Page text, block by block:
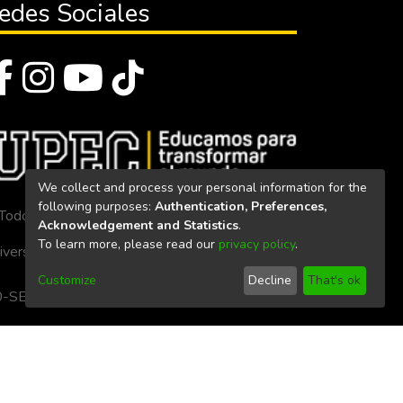
Sociales
los derechos reservados 2023
Politécnica Estatal del Carchi
SE-33-CACES-2020
We collect and process your personal information for the
following purposes: Authentication, Preferences,
Acknowledgement and Statistics.
To learn more, please read our privacy policy.
Customize Decline That's ok